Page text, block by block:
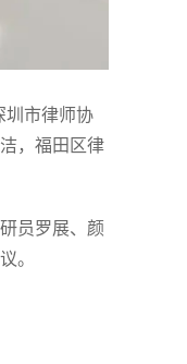
圳市律师协
，福田区律
员罗展、颜
。